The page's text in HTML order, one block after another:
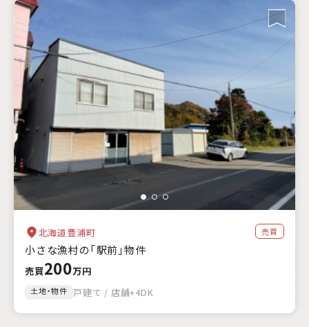
北海道豊浦町 売買
小さな漁村の「駅前」物件
売買200万円
土地・物件 戸建て / 店舗+4DK